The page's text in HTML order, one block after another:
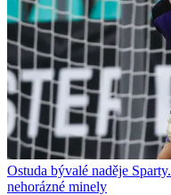
Ostuda bývalé naděje
nehorázné minely